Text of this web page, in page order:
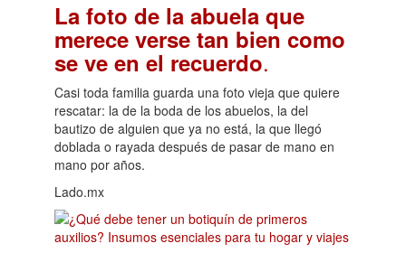
La foto de la abuela que
merece verse tan bien como
se ve en el recuerdo.
Casi toda familia guarda una foto vieja que quiere
rescatar: la de la boda de los abuelos, la del
bautizo de alguien que ya no está, la que llegó
doblada o rayada después de pasar de mano en
mano por años.
Lado.mx